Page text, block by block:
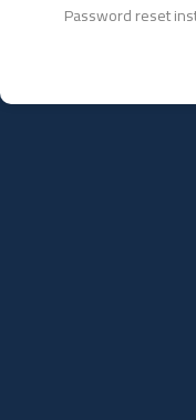
Password reset